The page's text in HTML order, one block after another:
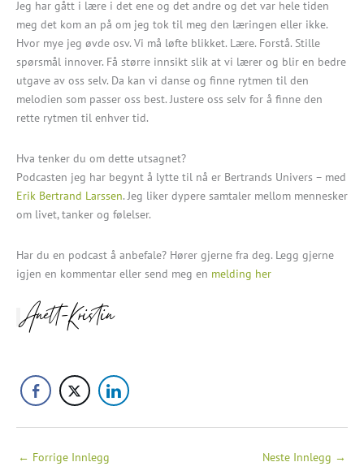
Jeg har gått i lære i det ene og det andre og det var hele tiden
meg det kom an på om jeg tok til meg den læringen eller ikke.
Hvor mye jeg øvde osv. Vi må løfte blikket. Lære. Forstå. Stille
spørsmål innover. Få større innsikt slik at vi lærer og blir en bedre
utgave av oss selv. Da kan vi danse og finne rytmen til den
melodien som passer oss best. Justere oss selv for å finne den
rette rytmen til enhver tid.
Hva tenker du om dette utsagnet?
Podcasten jeg har begynt å lytte til nå er Bertrands Univers – med
Erik Bertrand Larssen. Jeg liker dypere samtaler mellom mennesker
om livet, tanker og følelser.
Har du en podcast å anbefale? Hører gjerne fra deg. Legg gjerne
igjen en kommentar eller send meg en melding her
Anett-Kristin
← Forrige Innlegg Neste Innlegg →